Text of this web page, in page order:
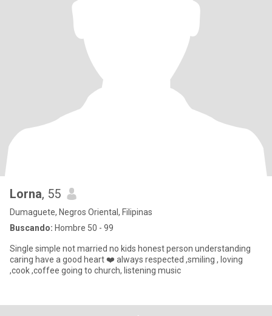
Lorna, 55
Dumaguete, Negros Oriental, Filipinas
Buscando: Hombre 50 - 99
Single simple not married no kids honest person understanding
caring have a good heart ❤️ always respected ,smiling , loving
,cook ,coffee going to church, listening music